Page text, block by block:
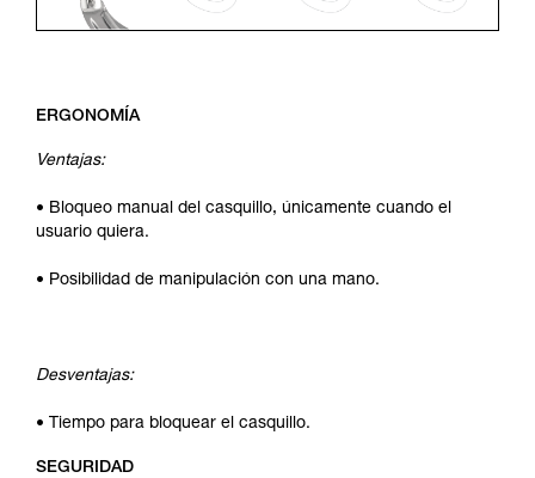
ERGONOMÍA
Ventajas:
• Bloqueo manual del casquillo, únicamente cuando el
usuario quiera.
• Posibilidad de manipulación con una mano.
Desventajas:
• Tiempo para bloquear el casquillo.
SEGURIDAD